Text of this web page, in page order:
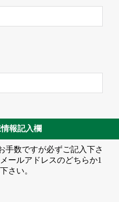
報記入欄
手数ですが必ずご記入下さ
ールアドレスのどちらか1
さい。